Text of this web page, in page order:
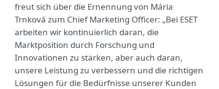
freut sich über die Ernennung von Mária
Trnková zum Chief Marketing Officer: „Bei ESET
arbeiten wir kontinuierlich daran, die
Marktposition durch Forschung und
Innovationen zu stärken, aber auch daran,
unsere Leistung zu verbessern und die richtigen
Lösungen für die Bedürfnisse unserer Kunden